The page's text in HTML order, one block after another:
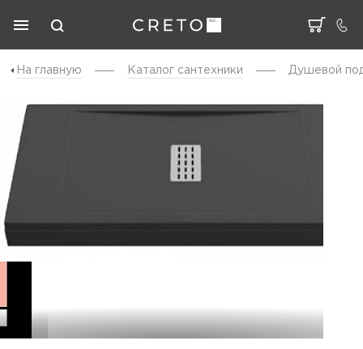
На главную Каталог cантехники Душевой